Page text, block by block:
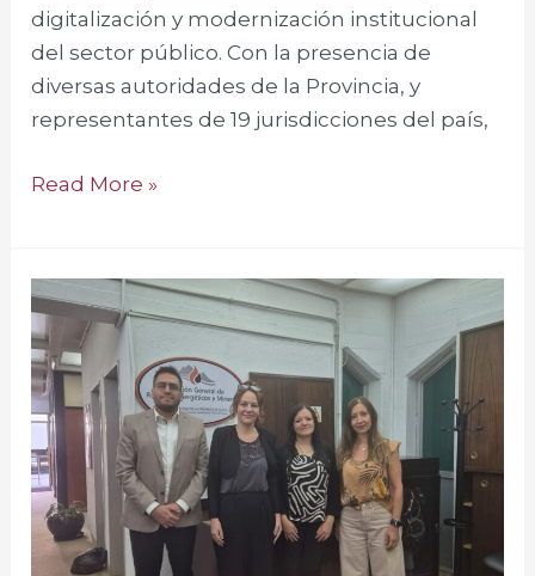
digitalización y modernización institucional
del sector público. Con la presencia de
diversas autoridades de la Provincia, y
representantes de 19 jurisdicciones del país,
Read More »
Inicio
de
Auditoria
de
relevamiento
en
Dirección
General